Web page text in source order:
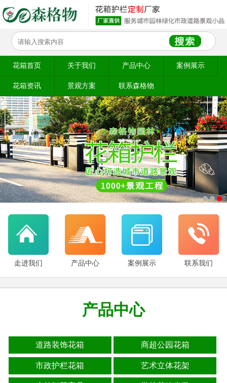
花箱首页 关于我们 产品中心 案例展示
花箱资讯 景观方案 联系森格物
走进我们 产品中心 案例展示 联系我们
产品中心
道路装饰花箱 商超公园花箱
市政护栏花箱 艺术立体花架